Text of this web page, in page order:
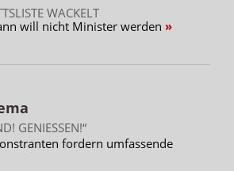
WACKELT
will nicht Minister werden
GENIESSEN!“
fordern umfassende